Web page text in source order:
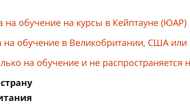
на обучение на курсы в Кейптауне (ЮАР)
на обучение в Великобритании, США
на обучение и не распространяется